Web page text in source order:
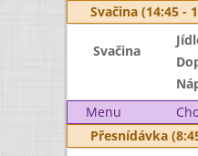
Svačina (14:45 -
Svačina
Menu
Přesnídávka